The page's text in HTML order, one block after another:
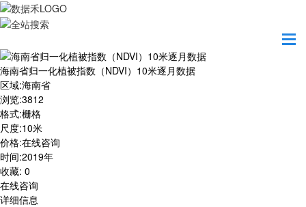
海南省归一化植被指数（NDVI）10米逐月数据
海南省归一化植被指数（NDVI）10米逐月数据
区域:海南省
浏览:3812
格式:栅格
尺度:10米
价格:在线咨询
时间:2019年
收藏: 0
在线咨询
详细信息